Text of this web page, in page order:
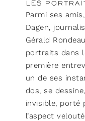
LES
Parmi ses
Dagen,
Gérald
portraits dans
première
un de ses
dos, se
invisible, porté
l’aspect